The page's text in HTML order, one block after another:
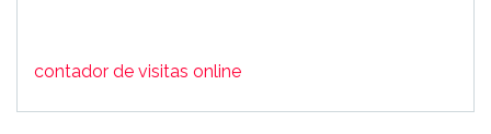
contador de visitas online